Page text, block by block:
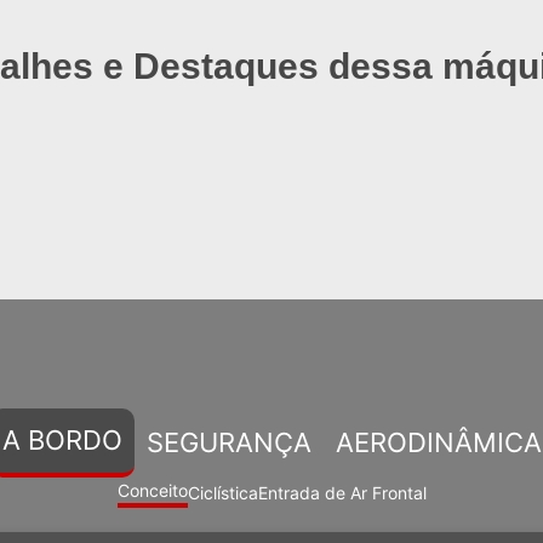
e Destaques dessa
A BORDO SEGURANÇA AERODINÂMICA
ConceitoCiclísticaEntrada de Ar Frontal